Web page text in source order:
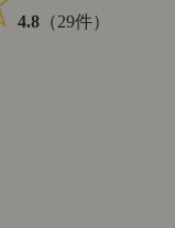
4.8 （29件）